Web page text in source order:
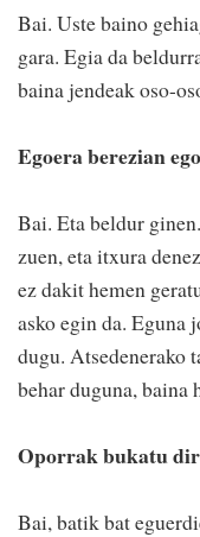
Bai. Uste baino
gara. Egia da
baina jendeak oso-
Egoera berezian
Bai. Eta beldur
zuen, eta itxura
ez dakit hemen
asko egin da. Eguna
dugu. Atsedenerako
behar duguna, baina
Oporrak bukatu
Bai, batik bat